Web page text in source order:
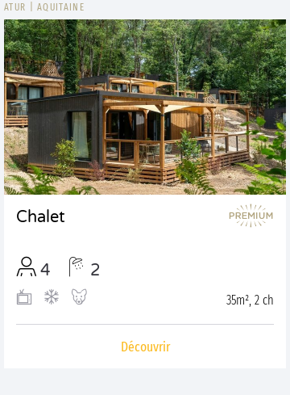
ATUR |AQUITAINE
Chalet
4 2
35m², 2 ch
Découvrir